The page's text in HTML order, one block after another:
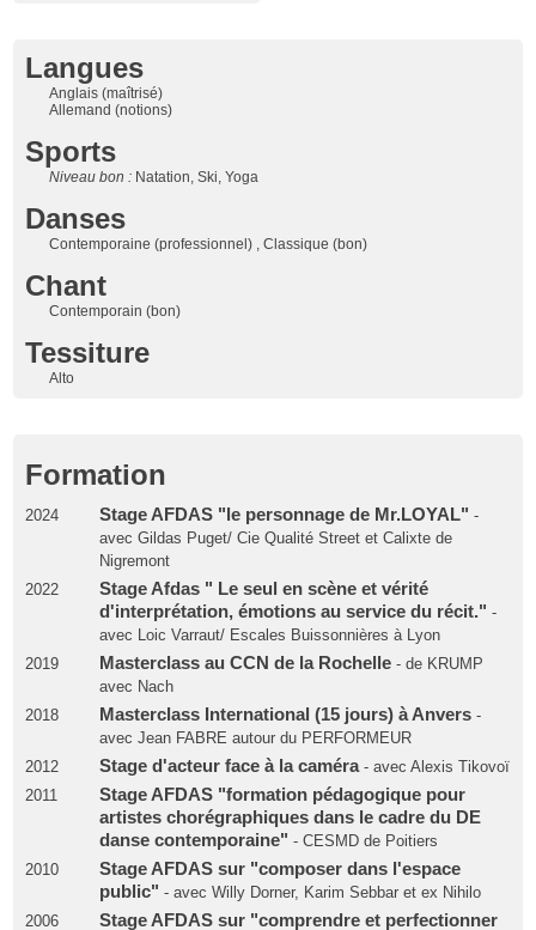
Langues
Anglais (maîtrisé)
Allemand (notions)
Sports
Niveau bon : Natation, Ski, Yoga
Danses
Contemporaine (professionnel) , Classique (bon)
Chant
Contemporain (bon)
Tessiture
Alto
Formation
2024 Stage AFDAS "le personnage de Mr.LOYAL" -
avec Gildas Puget/ Cie Qualité Street et Calixte de
Nigremont
2022
Stage Afdas " Le seul en scène et vérité
d'interprétation, émotions au service du récit." -
avec Loic Varraut/ Escales Buissonnières à Lyon
2019
Masterclass au CCN de la Rochelle- de KRUMP
avec Nach
2018
Masterclass International (15 jours) à Anvers-
avec Jean FABRE autour du PERFORMEUR
2012
Stage d'acteur face à la caméra- avec Alexis Tikovoï
2011
Stage AFDAS "formation pédagogique pour
artistes chorégraphiques dans le cadre du DE
danse contemporaine" - CESMD de Poitiers
2010
Stage AFDAS sur "composer dans l'espace
public" - avec Willy Dorner, Karim Sebbar et ex Nihilo
2006
Stage AFDAS sur "comprendre et perfectionner